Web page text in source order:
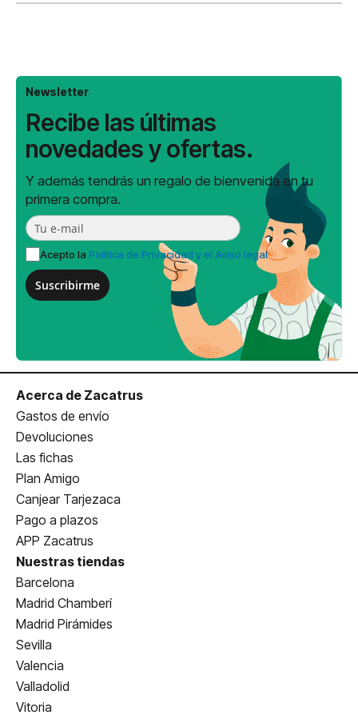
Newsletter
Recibe las últimas
novedades y ofertas.
Y además tendrás un regalo de bienvenida en tu
primera compra.
Acepto la Política de Privacidad y el Aviso legal
Suscribirme
Acerca de Zacatrus
Gastos de envío
Devoluciones
Las fichas
Plan Amigo
Canjear Tarjezaca
Pago a plazos
APP Zacatrus
Nuestras tiendas
Barcelona
Madrid Chamberí
Madrid Pirámides
Sevilla
Valencia
Valladolid
Vitoria